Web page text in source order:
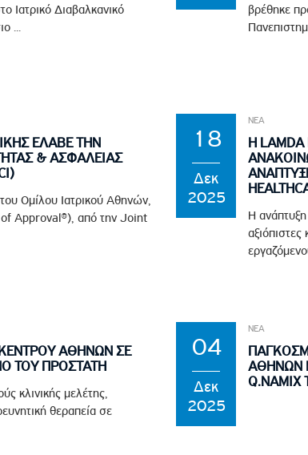
Ιατρικό Διαβαλκανικό
...
βρέθηκε
ΕΛΑΒΕ ΤΗΝ
& ΑΣΦΑΛΕΙΑΣ
Ομίλου Ιατρικού Αθηνών,
of Approval®), από την Joint
18
Δεκ
2025
ΝΕΑ
Η
Η
ΑΘΗΝΩΝ ΣΕ
ΤΟΥ ΠΡΟΣΤΑΤΗ
κλινικής μελέτης,
θεραπεία σε
04
Δεκ
2025
ΝΕΑ
ΑΘΗΝΩΝ
Q.NAMIX